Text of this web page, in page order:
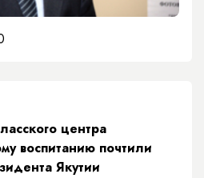
центра
воспитанию почтили
Якутии